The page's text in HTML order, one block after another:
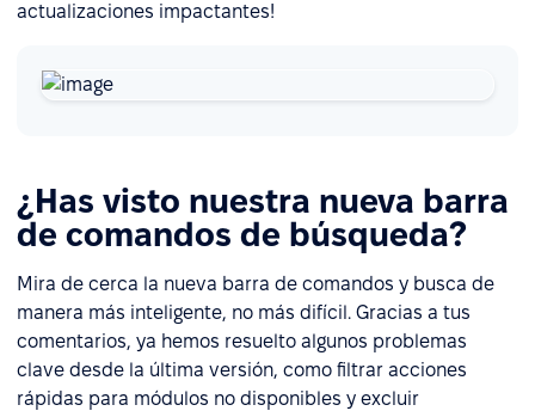
actualizaciones impactantes!
¿Has visto nuestra nueva barra
de comandos de búsqueda?
Mira de cerca la nueva barra de comandos y busca de
manera más inteligente, no más difícil. Gracias a tus
comentarios, ya hemos resuelto algunos problemas
clave desde la última versión, como filtrar acciones
rápidas para módulos no disponibles y excluir